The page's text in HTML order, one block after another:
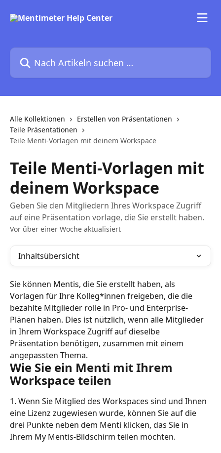
Nach Artikeln suchen …
Alle Kollektionen
Erstellen von Präsentationen
Teile Präsentationen
Teile Menti-Vorlagen mit deinem Workspace
Teile Menti-Vorlagen mit
deinem Workspace
Geben Sie den Mitgliedern Ihres Workspace Zugriff
auf eine Präsentation vorlage, die Sie erstellt haben.
Vor über einer Woche aktualisiert
Inhaltsübersicht
Sie können Mentis, die Sie erstellt haben, als
Vorlagen für Ihre Kolleg*innen freigeben, die die
bezahlte Mitglieder rolle in Pro- und Enterprise-
Plänen haben. Dies ist nützlich, wenn alle Mitglieder
in Ihrem Workspace Zugriff auf dieselbe
Präsentation benötigen, zusammen mit einem
angepassten Thema.
Wie Sie ein Menti mit Ihrem
Workspace teilen
1. Wenn Sie Mitglied des Workspaces sind und Ihnen
eine Lizenz zugewiesen wurde, können Sie auf die
drei Punkte neben dem Menti klicken, das Sie in
Ihrem My Mentis-Bildschirm teilen möchten.